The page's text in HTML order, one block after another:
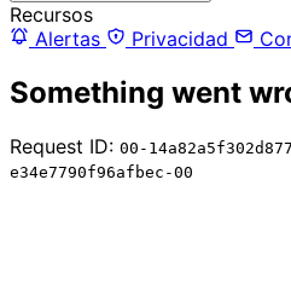
Recursos
Alertas
Privacidad
Something went
Request ID: 00-
e34e7790f96afbec-00